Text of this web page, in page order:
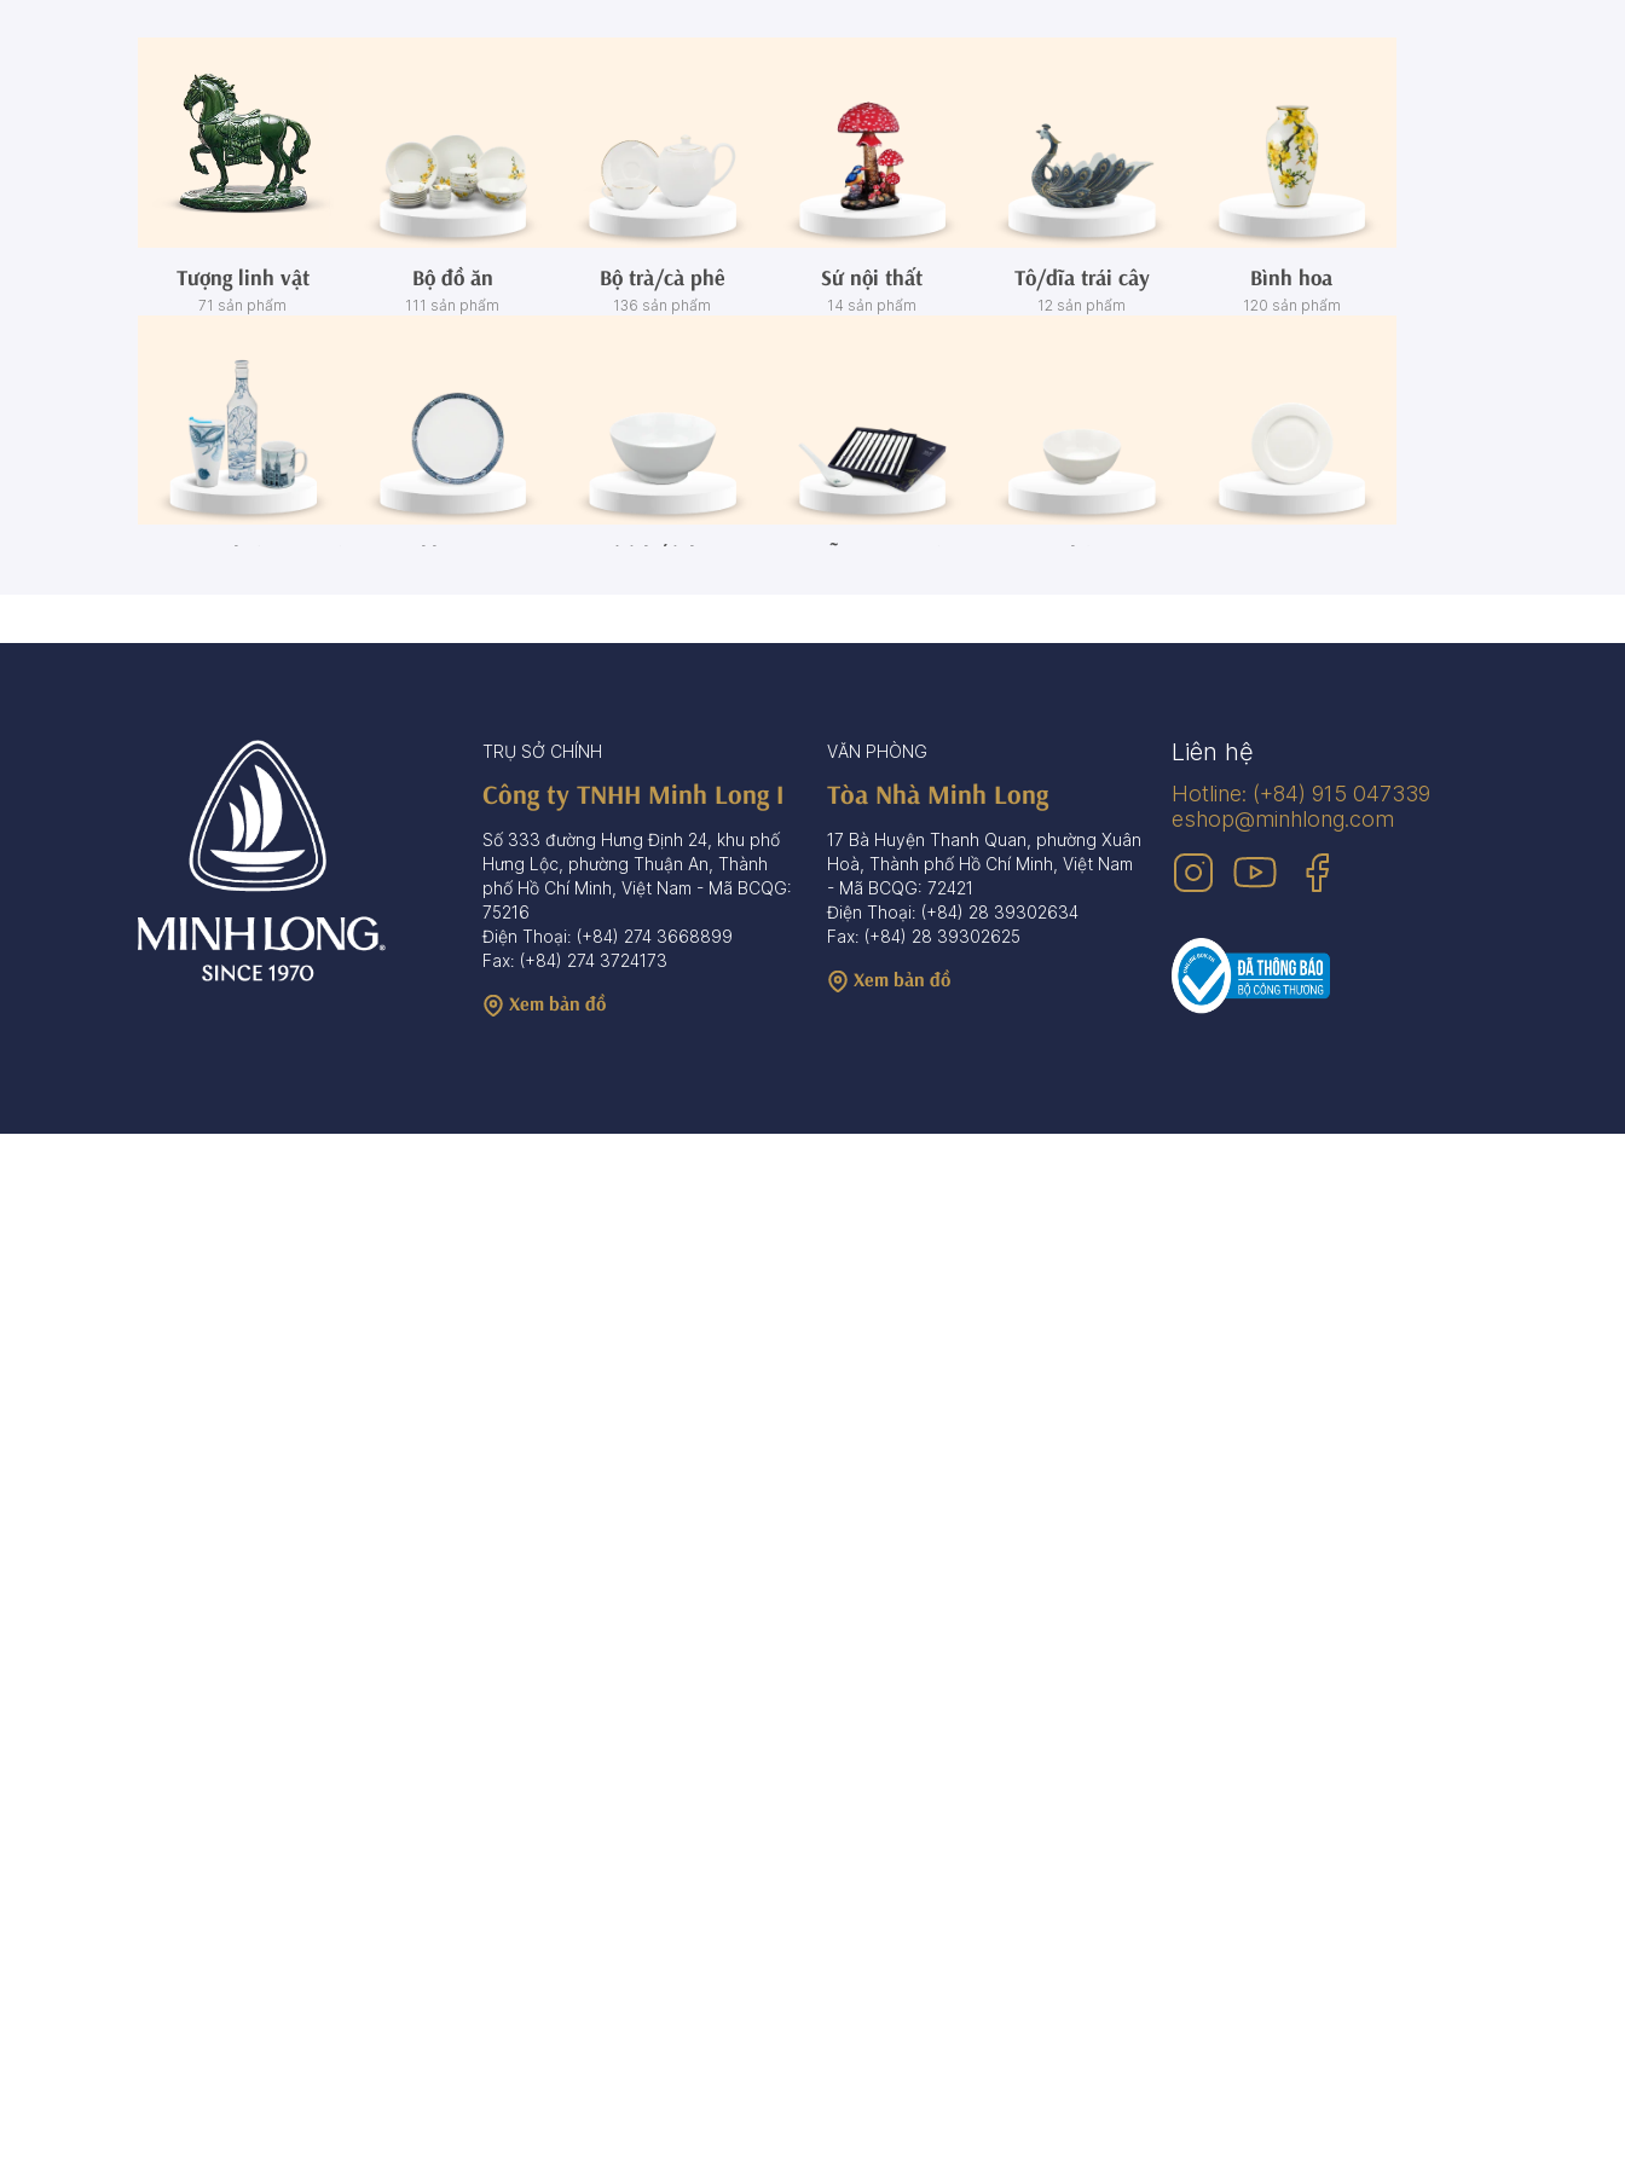
Tượng linh vật
71 sản phẩm
Bộ đồ ăn
111 sản phẩm
Bộ trà/cà phê
136 sản phẩm
Sứ nội thất
14 sản phẩm
Tô/dĩa trái cây
12 sản phẩm
Bình hoa
120 sản phẩm
Ca - Ly - Chai - Hộp sứ Bộ khay rượu Tô/Thố/Khay Muỗng - Đũa sứ Chén
TRỤ SỞ CHÍNH
Công ty TNHH Minh Long I
Số 333 đường Hưng Định 24, khu phố
Hưng Lộc, phường Thuận An, Thành
phố Hồ Chí Minh, Việt Nam - Mã BCQG:
75216
Điện Thoại: (+84) 274 3668899
Fax: (+84) 274 3724173
Xem bản đồ
VĂN PHÒNG
Tòa Nhà Minh Long
17 Bà Huyện Thanh Quan, phường Xuân
Hoà, Thành phố Hồ Chí Minh, Việt Nam
- Mã BCQG: 72421
Điện Thoại: (+84) 28 39302634
Fax: (+84) 28 39302625
Xem bản đồ
Liên hệ
Hotline: (+84) 915 047339
eshop@minhlong.com